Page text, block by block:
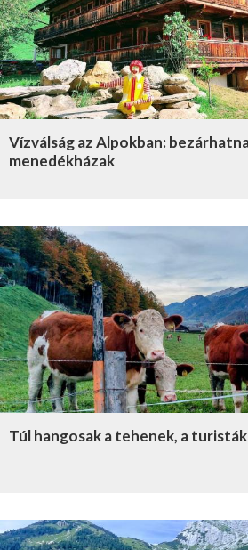
Vízválság az Alpokban:
menedékházak
Túl hangosak a tehenek, a